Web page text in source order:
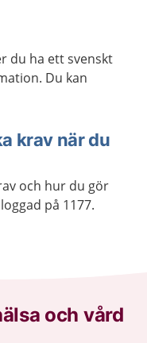
du ha ett svenskt
Du kan
krav när du
och hur du gör
på 1177.
och vård